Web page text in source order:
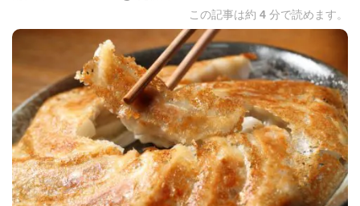
この記事は約 4 分で読めます。